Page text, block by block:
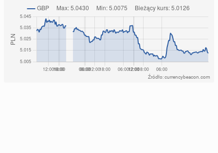
Źródło: currencybeacon.com